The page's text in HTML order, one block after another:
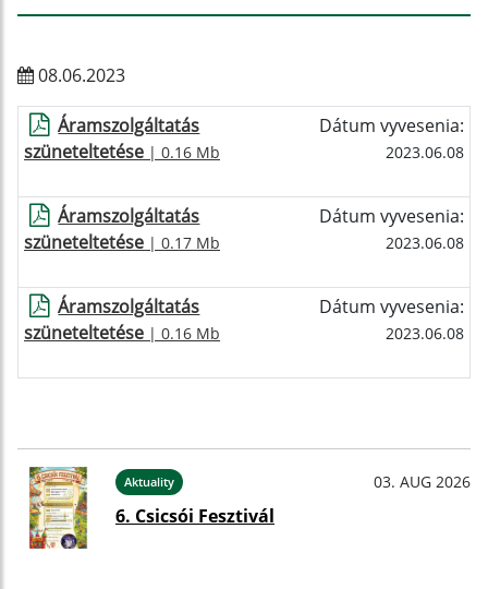
08.06.2023
Áramszolgáltatás
szüneteltetése | 0.16 Mb
Dátum vyvesenia:
2023.06.08
Áramszolgáltatás
szüneteltetése | 0.17 Mb
Dátum vyvesenia:
2023.06.08
Áramszolgáltatás
szüneteltetése | 0.16 Mb
Dátum vyvesenia:
2023.06.08
Aktuality 03. AUG 2026
6. Csicsói Fesztivál